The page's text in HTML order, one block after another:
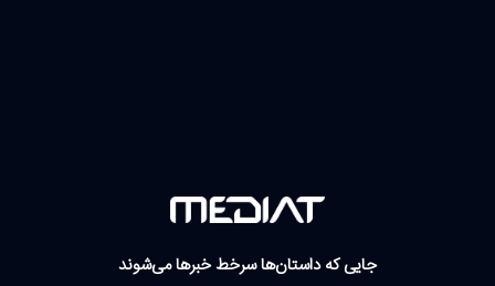
جایی که داستان‌ها سرخط خبرها می‌شوند